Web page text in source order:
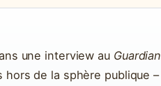
une interview au Guardian
hors de la sphère publique